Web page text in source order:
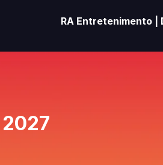
RA Entretenimento |